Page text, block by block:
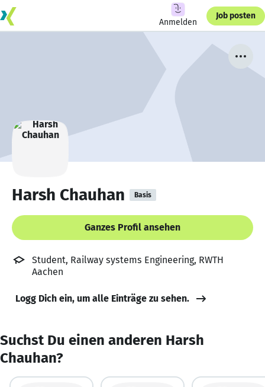
Anmelden
Job posten
Harsh Chauhan Basis
Ganzes Profil ansehen
Student, Railway systems Engineering, RWTH
Aachen
Logg Dich ein, um alle Einträge zu sehen.
Suchst Du einen anderen Harsh
Chauhan?